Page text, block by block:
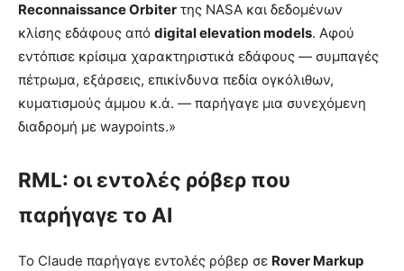
Reconnaissance Orbiter της NASA και δεδομένων
κλίσης εδάφους από digital elevation models. Αφού
εντόπισε κρίσιμα χαρακτηριστικά εδάφους — συμπαγές
πέτρωμα, εξάρσεις, επικίνδυνα πεδία ογκόλιθων,
κυματισμούς άμμου κ.ά. — παρήγαγε μια συνεχόμενη
διαδρομή με waypoints.»
RML: οι εντολές ρόβερ που
παρήγαγε το AI
Το Claude παρήγαγε εντολές ρόβερ σε Rover Markup